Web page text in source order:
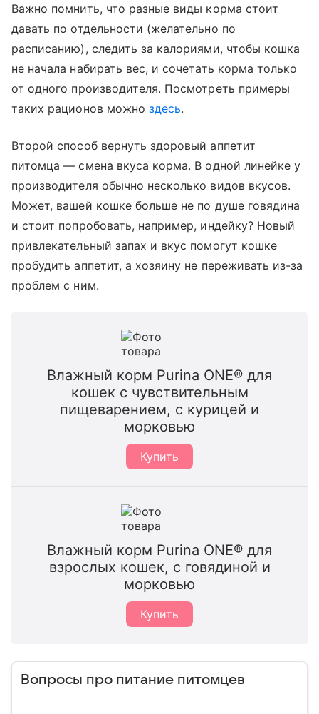
Важно помнить, что разные виды корма стоит
давать по отдельности (желательно по
расписанию), следить за калориями, чтобы кошка
не начала набирать вес, и сочетать корма только
от одного производителя. Посмотреть примеры
таких рационов можноздесь.
Второй способ вернуть здоровый аппетит
питомца — смена вкуса корма. В одной линейке у
производителя обычно несколько видов вкусов.
Может, вашей кошке больше не по душе говядина
и стоит попробовать, например, индейку? Новый
привлекательный запах и вкус помогут кошке
пробудить аппетит, а хозяину не переживать из-за
проблем с ним.
Влажный корм Purina ONE® для
кошек с чувствительным
пищеварением, с курицей и
морковью
Купить
Влажный корм Purina ONE® для
взрослых кошек, с говядиной и
морковью
Купить
Вопросы про питание питомцев